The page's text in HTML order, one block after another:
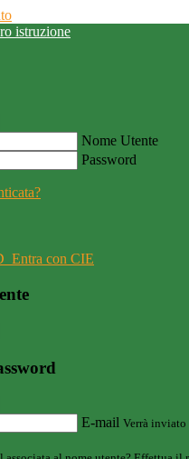
Nome Utente
Password
Entra con CIE
E-mail Verrà